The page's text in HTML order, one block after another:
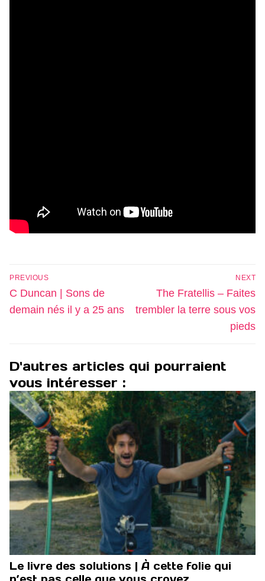
Navigation
de
l’article
PREVIOUS
Previous
post:
C Duncan | Sons de
demain nés il y a 25 ans
NEXT
Next
post:
The Fratellis – Faites
trembler la terre sous vos
pieds
D'autres articles qui pourraient
vous intéresser :
Le livre des solutions | À cette folie qui